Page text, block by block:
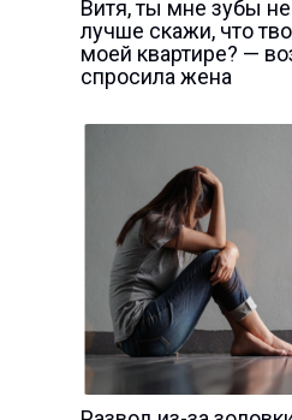
Витя, ты мне зубы не
лучше скажи, что
моей квартире? —
спросила жена